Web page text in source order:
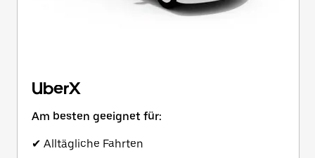
UberX
Am besten geeignet für:
✔ Alltägliche Fahrten